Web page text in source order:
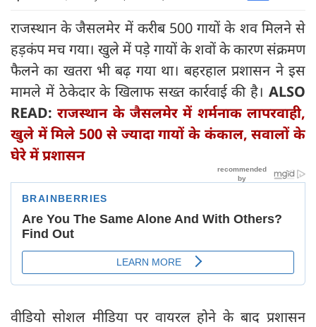
राजस्थान के जैसलमेर में करीब 500 गायों के शव मिलने से
हड़कंप मच गया। खुले में पड़े गायों के शवों के कारण संक्रमण
फैलने का खतरा भी बढ़ गया था। बहरहाल प्रशासन ने इस
मामले में ठेकेदार के खिलाफ सख्‍त कार्रवाई की है। ALSO
READ:राजस्थान के जैसलमेर में शर्मनाक लापरवाही,
खुले में मिले 500 से ज्यादा गायों के कंकाल, सवालों के
घेरे में प्रशासन
वीडियो सोशल मीडिया पर वायरल होने के बाद प्रशासन